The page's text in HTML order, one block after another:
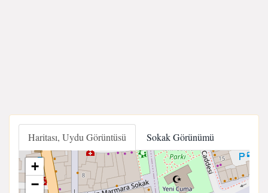
Haritası, Uydu Görüntüsü Sokak Görünümü
+
−